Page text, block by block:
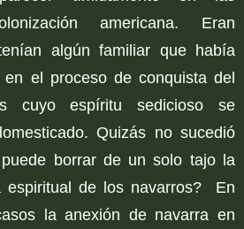
americana. Eran
algún familiar que había
el proceso de conquista del
cuyo espíritu sedicioso se
Quizás no sucedió
borrar de un solo tajo la
espiritual de los navarros? En
la anexión de navarra en